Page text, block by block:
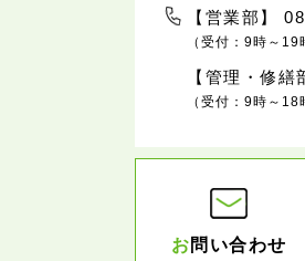
【営業部】
（受付：9時～
【管理・修
（受付：9時～
お問い合わせ